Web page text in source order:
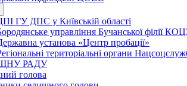
ГУ ДПС у Київській області
управління Бучанської філії
установа «Центр пробації»
територіальні органи
РАДУ
голова